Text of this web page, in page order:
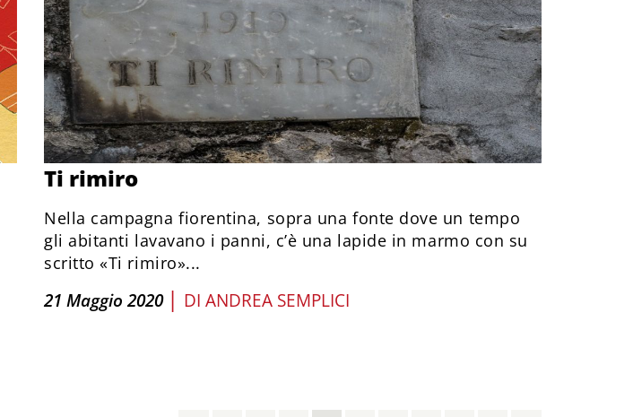
Ti rimiro
Nella campagna fiorentina, sopra una fonte dove un tempo
gli abitanti lavavano i panni, c’è una lapide in marmo con su
scritto «Ti rimiro»...
21 Maggio 2020 | DI ANDREA SEMPLICI